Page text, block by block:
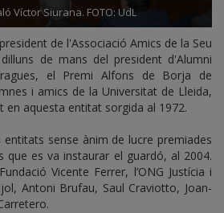
Víctor Siurana. FOTO: UdL
de l'Associació Amics de la Seu
de mans del president d'Alumni
el Premi Alfons de Borja de
i amics de la Universitat de Lleida,
en aquesta entitat sorgida al 1972.
sense ànim de lucre premiades
que es va instaurar el guardó, al 2004.
Vicente Ferrer, l’ONG Justícia i
Antoni Brufau, Saul Craviotto, Joan-